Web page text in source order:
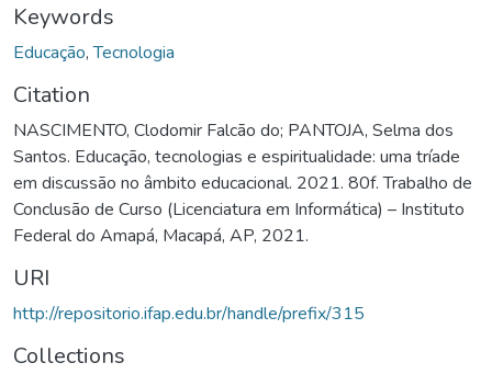
Keywords
Educação,Tecnologia
Citation
NASCIMENTO, Clodomir Falcão do; PANTOJA, Selma dos
Santos. Educação, tecnologias e espiritualidade: uma tríade
em discussão no âmbito educacional. 2021. 80f. Trabalho de
Conclusão de Curso (Licenciatura em Informática) – Instituto
Federal do Amapá, Macapá, AP, 2021.
URI
http://repositorio.ifap.edu.br/handle/prefix/315
Collections